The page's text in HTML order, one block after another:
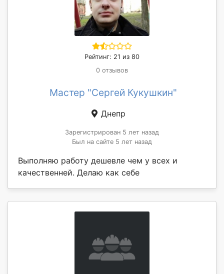
Рейтинг: 21 из 80
0 отзывов
Мастер "Сергей Кукушкин"
Днепр
Зарегистрирован 5 лет назад
Был на сайте 5 лет назад
Выполняю работу дешевле чем у всех и
качественней. Делаю как себе